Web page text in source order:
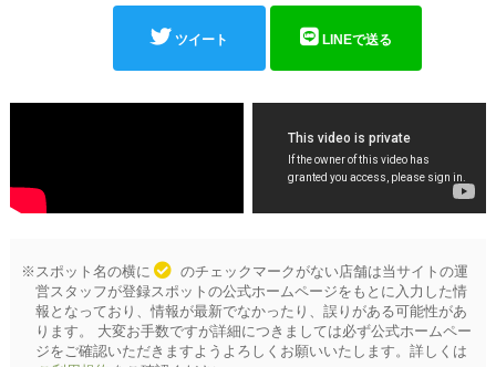
ツイート LINEで送る
※スポット名の横に
のチェックマークがない店舗は当サイトの運
営スタッフが登録スポットの公式ホームページをもとに入力した情
報となっており、情報が最新でなかったり、誤りがある可能性があ
ります。 大変お手数ですが詳細につきましては必ず公式ホームペー
ジをご確認いただきますようよろしくお願いいたします。詳しくは